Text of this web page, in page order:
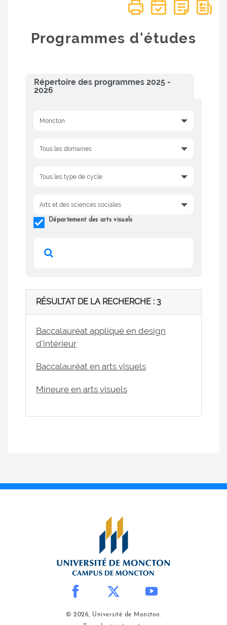
Programmes d'études
Répertoire des programmes 2025 -
2026
Département des arts visuels
RÉSULTAT DE LA RECHERCHE : 3
Baccalauréat appliqué en design
d'intérieur
Baccalauréat en arts visuels
Mineure en arts visuels
© 2026, Université de Moncton.